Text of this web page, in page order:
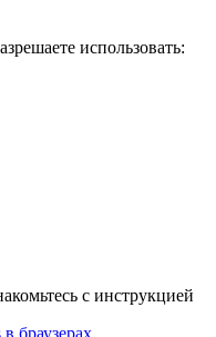
использовать:
с инструкцией
браузерах